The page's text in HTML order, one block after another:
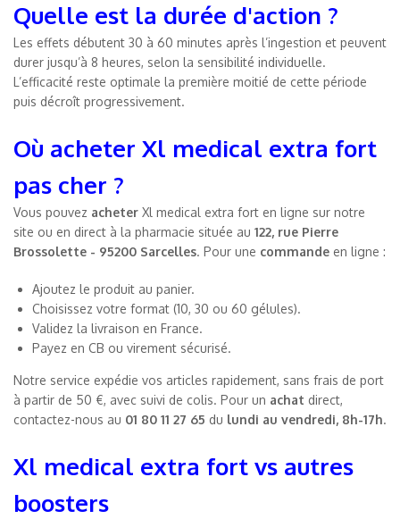
Quelle est la durée d'action ?
Les effets débutent 30 à 60 minutes après l’ingestion et peuvent
durer jusqu’à 8 heures, selon la sensibilité individuelle.
L’efficacité reste optimale la première moitié de cette période
puis décroît progressivement.
Où acheter Xl medical extra fort
pas cher ?
Vous pouvez acheter Xl medical extra fort en ligne sur notre
site ou en direct à la pharmacie située au 122, rue Pierre
Brossolette - 95200 Sarcelles. Pour une commande en ligne :
Ajoutez le produit au panier.
Choisissez votre format (10, 30 ou 60 gélules).
Validez la livraison en France.
Payez en CB ou virement sécurisé.
Notre service expédie vos articles rapidement, sans frais de port
à partir de 50 €, avec suivi de colis. Pour un achat direct,
contactez-nous au 01 80 11 27 65 du lundi au vendredi, 8h-17h.
Xl medical extra fort vs autres
boosters